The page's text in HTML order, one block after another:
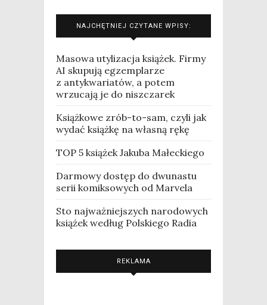
NAJCHĘTNIEJ CZYTANE WPISY:
Masowa utylizacja książek. Firmy
AI skupują egzemplarze
z antykwariatów, a potem
wrzucają je do niszczarek
Książkowe zrób-to-sam, czyli jak
wydać książkę na własną rękę
TOP 5 książek Jakuba Małeckiego
Darmowy dostęp do dwunastu
serii komiksowych od Marvela
Sto najważniejszych narodowych
książek według Polskiego Radia
REKLAMA